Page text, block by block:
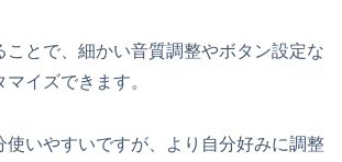
ことで、細かい音質調整やボタン設定な
イズできます。
使いやすいですが、より自分好みに調整